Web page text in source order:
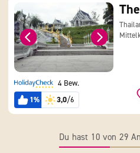
4 Bew.
1%
3,0/6
Du hast 10 von 29